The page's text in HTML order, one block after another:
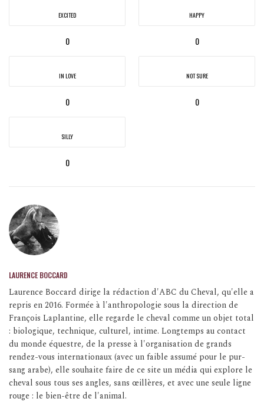
EXCITED
0
HAPPY
0
IN LOVE
0
NOT SURE
0
SILLY
0
LAURENCE BOCCARD
Laurence Boccard dirige la rédaction d'ABC du Cheval, qu'elle a
repris en 2016. Formée à l'anthropologie sous la direction de
François Laplantine, elle regarde le cheval comme un objet total
: biologique, technique, culturel, intime. Longtemps au contact
du monde équestre, de la presse à l'organisation de grands
rendez-vous internationaux (avec un faible assumé pour le pur-
sang arabe), elle souhaite faire de ce site un média qui explore le
cheval sous tous ses angles, sans œillères, et avec une seule ligne
rouge : le bien-être de l'animal.